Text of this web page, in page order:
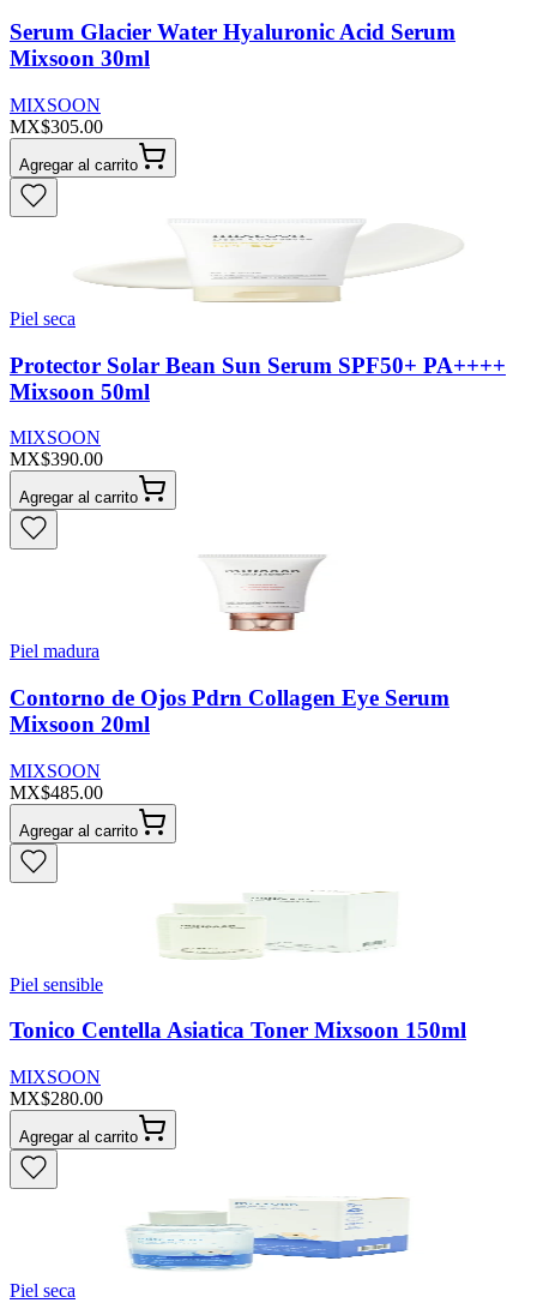
Serum Glacier Water Hyaluronic Acid Serum
Mixsoon 30ml
MIXSOON
MX$305.00
Agregar al carrito
Piel seca
Protector Solar Bean Sun Serum SPF50+ PA++++
Mixsoon 50ml
MIXSOON
MX$390.00
Agregar al carrito
Piel madura
Contorno de Ojos Pdrn Collagen Eye Serum
Mixsoon 20ml
MIXSOON
MX$485.00
Agregar al carrito
Piel sensible
Tonico Centella Asiatica Toner Mixsoon 150ml
MIXSOON
MX$280.00
Agregar al carrito
Piel seca